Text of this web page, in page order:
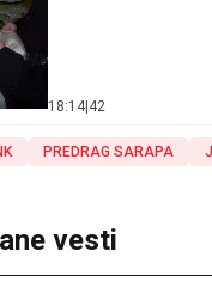
18:14|42
PREDRAG SARAPA
vesti